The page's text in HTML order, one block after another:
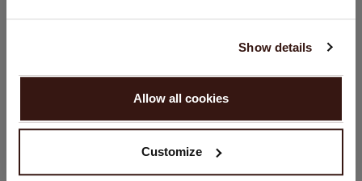
Show details
Allow all cookies
Customize
CONTINUER